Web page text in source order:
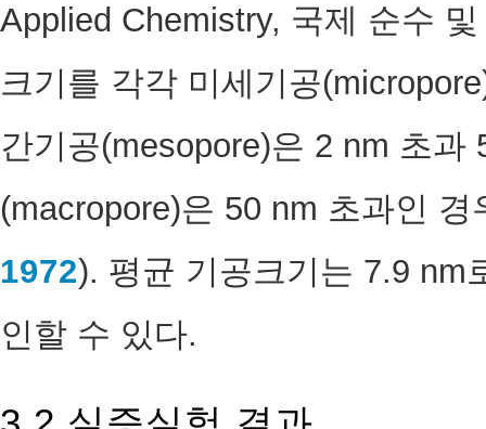
Applied Chemistry, 국제 순수
크기를 각각 미세기공
간기공(mesopore)은 2 nm 초과
(macropore)은 50 nm 초과인
1972). 평균 기공크기는 7.9 nm
인할 수 있다.